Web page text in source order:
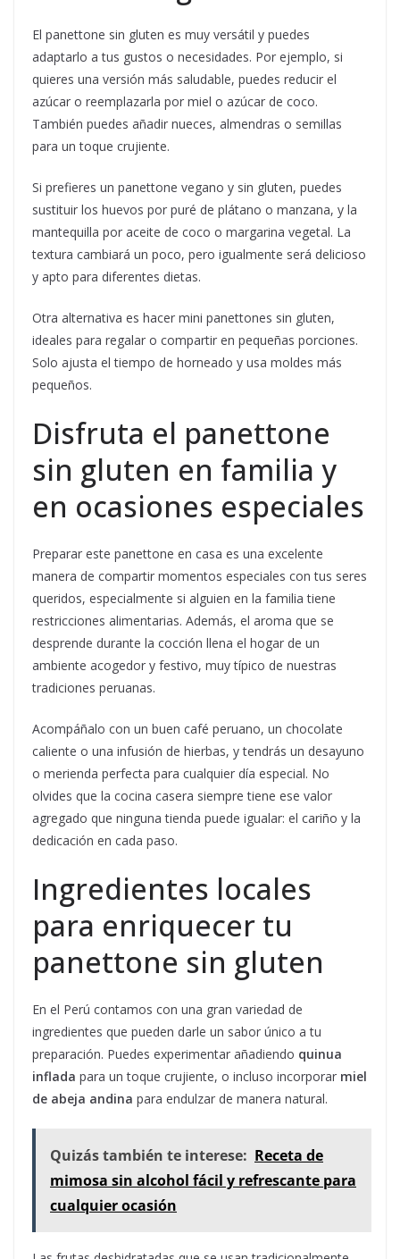
El panettone sin gluten es muy versátil y puedes
adaptarlo a tus gustos o necesidades. Por ejemplo, si
quieres una versión más saludable, puedes reducir el
azúcar o reemplazarla por miel o azúcar de coco.
También puedes añadir nueces, almendras o semillas
para un toque crujiente.
Si prefieres un panettone vegano y sin gluten, puedes
sustituir los huevos por puré de plátano o manzana, y la
mantequilla por aceite de coco o margarina vegetal. La
textura cambiará un poco, pero igualmente será delicioso
y apto para diferentes dietas.
Otra alternativa es hacer mini panettones sin gluten,
ideales para regalar o compartir en pequeñas porciones.
Solo ajusta el tiempo de horneado y usa moldes más
pequeños.
Disfruta el panettone
sin gluten en familia y
en ocasiones especiales
Preparar este panettone en casa es una excelente
manera de compartir momentos especiales con tus seres
queridos, especialmente si alguien en la familia tiene
restricciones alimentarias. Además, el aroma que se
desprende durante la cocción llena el hogar de un
ambiente acogedor y festivo, muy típico de nuestras
tradiciones peruanas.
Acompáñalo con un buen café peruano, un chocolate
caliente o una infusión de hierbas, y tendrás un desayuno
o merienda perfecta para cualquier día especial. No
olvides que la cocina casera siempre tiene ese valor
agregado que ninguna tienda puede igualar: el cariño y la
dedicación en cada paso.
Ingredientes locales
para enriquecer tu
panettone sin gluten
En el Perú contamos con una gran variedad de
ingredientes que pueden darle un sabor único a tu
preparación. Puedes experimentar añadiendo quinua
inflada para un toque crujiente, o incluso incorporar miel
de abeja andina para endulzar de manera natural.
Quizás también te interese: Receta de
mimosa sin alcohol fácil y refrescante para
cualquier ocasión